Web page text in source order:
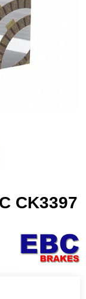
CK3397